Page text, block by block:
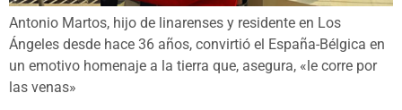
Antonio Martos, hijo de linarenses y residente en Los
Ángeles desde hace 36 años, convirtió el España-Bélgica en
un emotivo homenaje a la tierra que, asegura, «le corre por
las venas»